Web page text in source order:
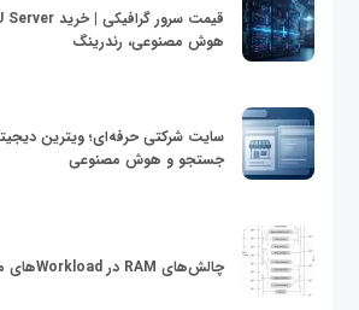
هوش مصنوعی، رندرینگ
سایت شرکتی حرفه‌ای؛ ویترین
جستجو و هوش مصنوعی
چالش‌های RAM در Workloadهای محاسباتی HPC